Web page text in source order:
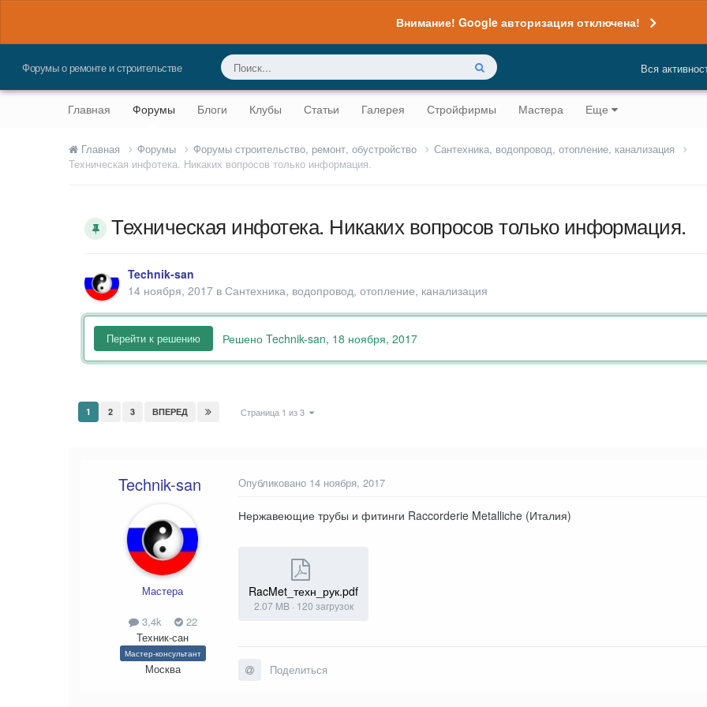
Внимание! Google авторизация отключена!
Форумы о ремонте и строительстве Вся
Главная Форумы Блоги Клубы Статьи Галерея Стройфирмы Мастера Еще
Главная Форумы Форумы строительство, ремонт, обустройство
Сантехника, водопровод, отопление, канализация
Техническая инфотека. Никаких вопросов только информация.
Техническая инфотека. Никаких вопросов только информация.
Technik-san
14 ноября, 2017 в Сантехника, водопровод, отопление, канализация
Перейти к решению Решено Technik-san, 18 ноября, 2017
1 2 3 ВПЕРЕД Страница 1 из 3
Technik-san
Мастера
3,4k
22
Техник-сан
Мастер-консультант
Москва
Опубликовано 14 ноября, 2017
Нержавеющие трубы и фитинги Raccorderie Metalliche (Италия)
RacMet_техн_рук.pdf
2.07 MB· 120 загрузок
Поделиться